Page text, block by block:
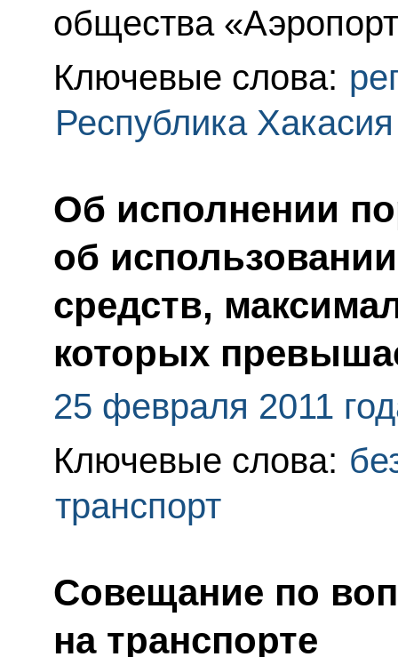
общества
Ключевые слова:
Республика Хакасия
Об исполнении
об
средств,
которых
25 февраля 2011
Ключевые слова:
транспорт
Совещание по
на транспорте